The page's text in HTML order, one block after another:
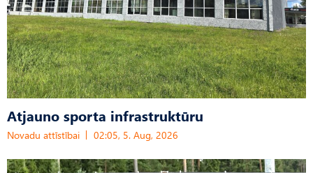
Atjauno sporta infrastruktūru
Novadu attīstībai 02:05, 5. Aug, 2026